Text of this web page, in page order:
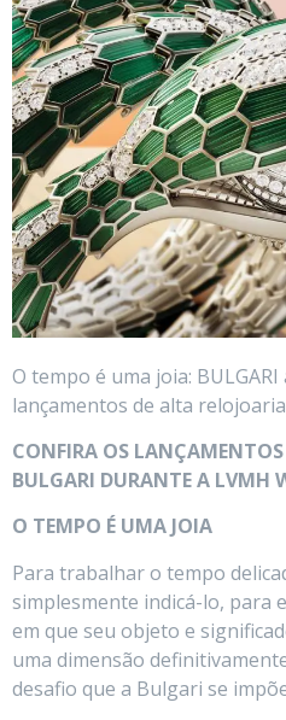
O tempo é uma joia:
lançamentos de alta relojoaria
CONFIRA OS
BULGARI DURANTE A LVMH
O TEMPO É UMA JOIA
Para trabalhar o tempo
simplesmente indicá-lo, para
em que seu objeto e
uma dimensão
desafio que a Bulgari se